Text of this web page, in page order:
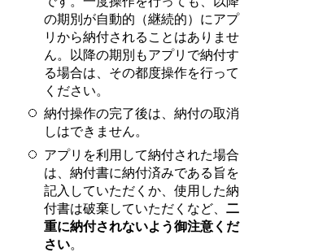
の期別が自動的（継続的）にアプ
リから納付されることはありませ
ん。以降の期別もアプリで納付す
る場合は、その都度操作を行って
ください。
納付操作の完了後は、納付の取消
しはできません。
アプリを利用して納付された場合
は、納付書に納付済みである旨を
記入していただくか、使用した納
付書は破棄していただくなど、 二
重に納付されないよう御注意くだ
さい。